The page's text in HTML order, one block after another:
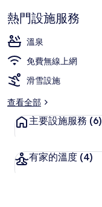
集熱門設施服務
溫泉
免費無線上網
滑雪設施
查看全部
主要設施服務 (6)
有家的溫度 (4)